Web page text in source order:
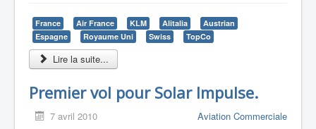
France Air France KLM Alitalia
Austrian
Espagne
Royaume Uni Swiss TopCo
Lire la suite...
Premier vol pour Solar Impulse.
7 avril 2010 Aviation Commerciale